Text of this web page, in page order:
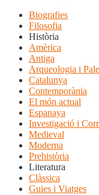
Biografies
Filosofia
Història
Amèrica
Antiga
Arqueologia i
Catalunya
Contemporània
El món actual
Espanaya
Investigació i
Medieval
Moderna
Prehistòria
Literatura
Clàssica
Guies i Viatges